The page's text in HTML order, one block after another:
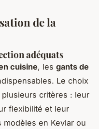
de la
adéquats
cuisine, les gants de
Le choix
critères : leur
flexibilité et leur
modèles en Kevlar ou